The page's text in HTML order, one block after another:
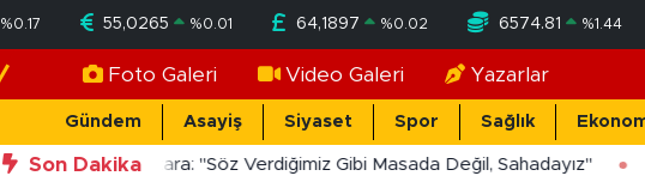
%0.17 55,0265 %0.01 64,1897 %0.02 6574.81 %1.44
Foto Galeri Video Galeri Yazarlar
Gündem Asayiş Siyaset Spor Sağlık
Son Dakika
20:56Okan Yücekara: "Söz Verdiğimiz Gibi Masada Değil, Sahadayız"